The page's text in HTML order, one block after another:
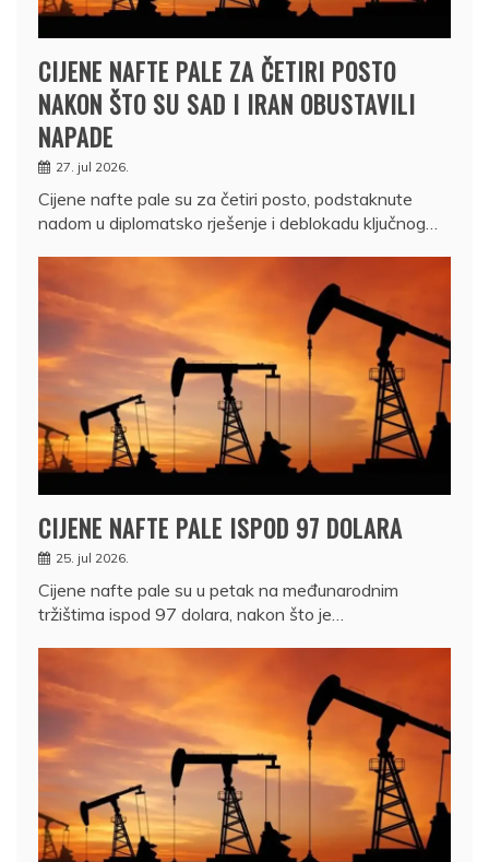
CIJENE NAFTE PALE ZA ČETIRI POSTO
NAKON ŠTO SU SAD I IRAN OBUSTAVILI
NAPADE
27. jul 2026.
Cijene nafte pale su za četiri posto, podstaknute
nadom u diplomatsko rješenje i deblokadu ključnog…
CIJENE NAFTE PALE ISPOD 97 DOLARA
25. jul 2026.
Cijene nafte pale su u petak na međunarodnim
tržištima ispod 97 dolara, nakon što je…